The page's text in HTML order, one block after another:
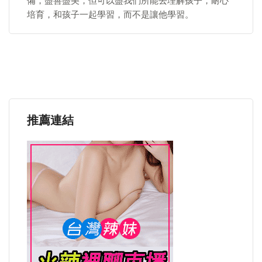
培育，和孩子一起學習，而不是讓他學習。
推薦連結